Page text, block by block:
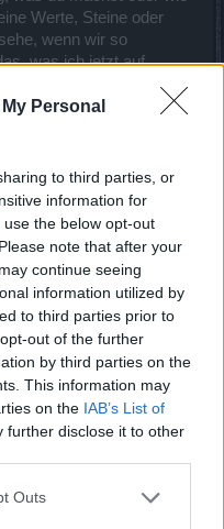
Personal
to third parties, or
information for
the below opt-out
note that after your
continue seeing
information utilized by
to third parties prior to
out of the further
by third parties on the
This information may
on the IAB’s List of
further disclose it to other
Outs
Werte, Steine oder
wenn wir so
was ich jetzt auf
scheinbar funzt das gar
schreiben.
wesentliche zu
sauschwer, mitten im
einer kann das wohl,
Skillungen:
die ich solo und
ich oben abgebildet
Skillung, wechsle aber
der ich anstelle vom